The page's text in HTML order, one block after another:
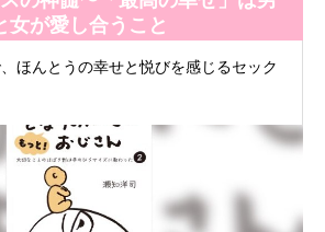
女が愛し合うこと
ほんとうの幸せと悦びを感じるセック